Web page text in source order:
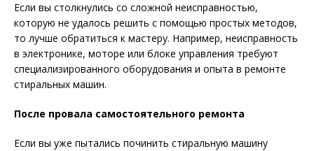
Если вы столкнулись со сложной неисправностью,
которую не удалось решить с помощью простых методов,
то лучше обратиться к мастеру. Например, неисправность
в электронике, моторе или блоке управления требуют
специализированного оборудования и опыта в ремонте
стиральных машин.
После провала самостоятельного ремонта
Если вы уже пытались починить стиральную машину